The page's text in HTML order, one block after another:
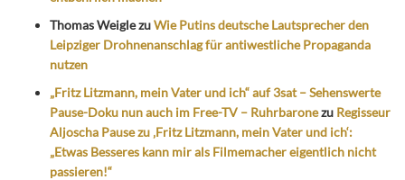
Thomas WeiglezuWie Putins deutsche Lautsprecher den
Leipziger Drohnenanschlag für antiwestliche Propaganda
nutzen
„Fritz Litzmann, mein Vater und ich“ auf 3sat – Sehenswerte
Pause-Doku nun auch im Free-TV – Ruhrbaronezu Regisseur
Aljoscha Pause zu ‚Fritz Litzmann, mein Vater und ich‘:
„Etwas Besseres kann mir als Filmemacher eigentlich nicht
passieren!“